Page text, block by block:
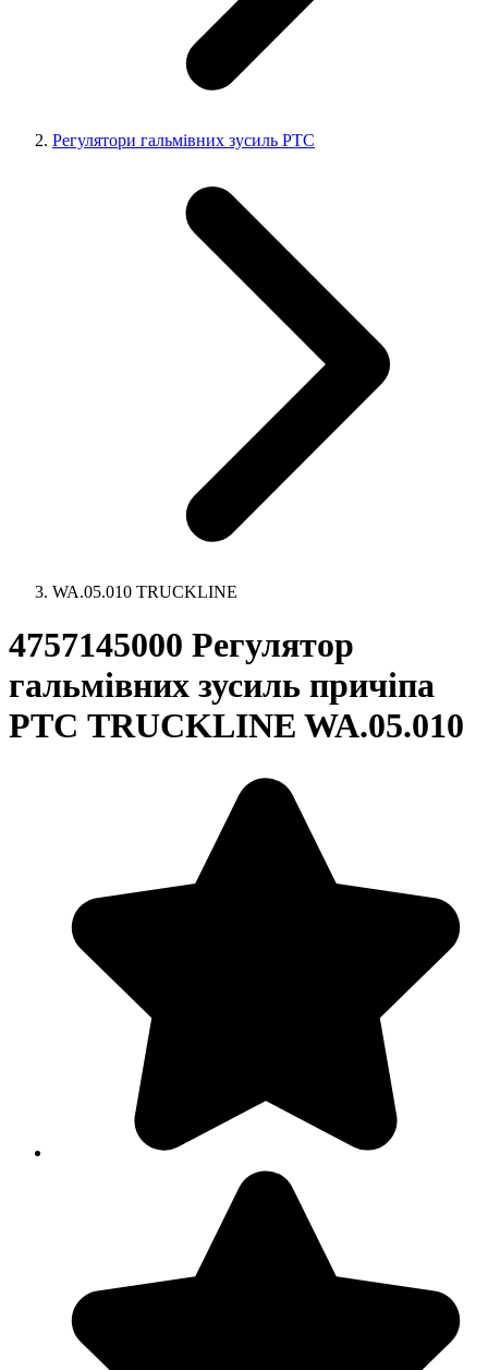
Регулятори гальмівних зусиль РТС
WA.05.010 TRUCKLINE
4757145000 Регулятор
гальмівних зусиль причіпа
РТС TRUCKLINE WA.05.010